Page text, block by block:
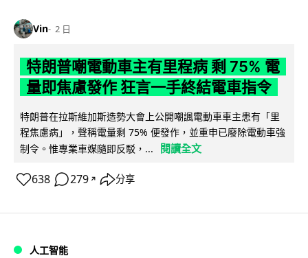
Vin 2 日
特朗普嘲電動車主有里程病 剩 75% 電
量即焦慮發作 狂言一手終結電車指令
特朗普在拉斯維加斯造勢大會上公開嘲諷電動車車主患有「里
程焦慮病」，聲稱電量剩 75% 便發作，並重申已廢除電動車強
制令。惟專業車媒隨即反駁，...
閱讀全文
638 279 ↗ 分享
人工智能